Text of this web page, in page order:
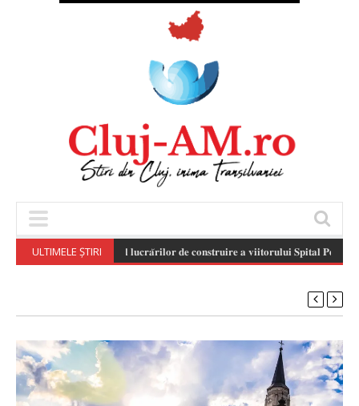
ULTIMELE ȘTIRI𝐒𝐭𝐚𝐝𝐢𝐮𝐥 𝐥𝐮𝐜𝐫𝐚̆𝐫𝐢𝐥𝐨𝐫 𝐝𝐞 𝐜𝐨𝐧𝐬𝐭𝐫𝐮𝐢𝐫𝐞 𝐚 𝐯𝐢𝐢𝐭𝐨𝐫𝐮𝐥𝐮𝐢 𝐒𝐩𝐢𝐭𝐚𝐥 𝐏𝐞𝐝𝐢𝐚𝐭𝐫𝐢𝐜